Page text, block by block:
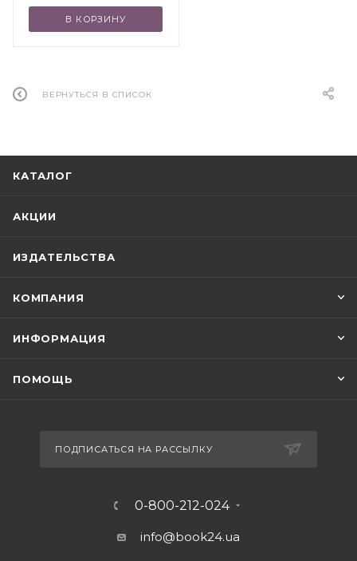
В КОРЗИНУ
ВЕРНУТЬСЯ В СПИСОК
КАТАЛОГ
АКЦИИ
ИЗДАТЕЛЬСТВА
КОМПАНИЯ
ИНФОРМАЦИЯ
ПОМОЩЬ
ПОДПИСАТЬСЯ НА РАССЫЛКУ
0-800-212-024
info@book24.ua